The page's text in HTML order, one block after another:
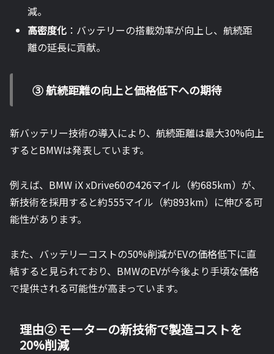
減。
高密度化 ：バッテリーの搭載効率が向上し、航続距
離の延長に貢献。
③ 航続距離の向上と価格低下への期待
新バッテリー技術の導入により、航続距離は最大30%向上
するとBMWは発表しています。
例えば、BMW iX xDrive60の426マイル（約685km）が、
新技術を採用すると約555マイル（約893km）に伸びる可
能性があります。
また、バッテリーコストの50%削減がEVの価格低下に直
結すると見られており、BMWのEVが今後より手頃な価格
で提供される可能性が高まっています。
理由② モーターの新技術で製造コストを
20%削減